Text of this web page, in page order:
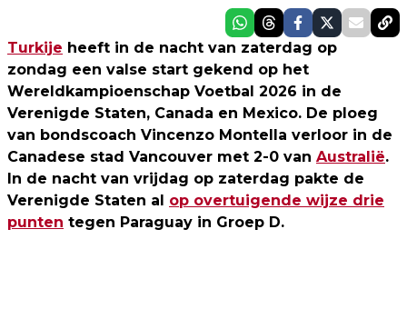
Turkije heeft in de nacht van zaterdag op
zondag een valse start gekend op het
Wereldkampioenschap Voetbal 2026 in de
Verenigde Staten, Canada en Mexico. De ploeg
van bondscoach Vincenzo Montella verloor in de
Canadese stad Vancouver met 2-0 van Australië.
In de nacht van vrijdag op zaterdag pakte de
Verenigde Staten al op overtuigende wijze drie
punten tegen Paraguay in Groep D.